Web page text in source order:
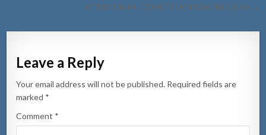
ATRACONAN COMETI DEN SAN NICOLAS →
Leave a Reply
Your email address will not be published. Required fields are
marked *
Comment *